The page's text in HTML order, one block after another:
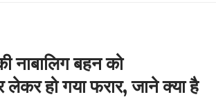
नाबालिग बहन को
लेकर हो गया फरार, जाने क्या है